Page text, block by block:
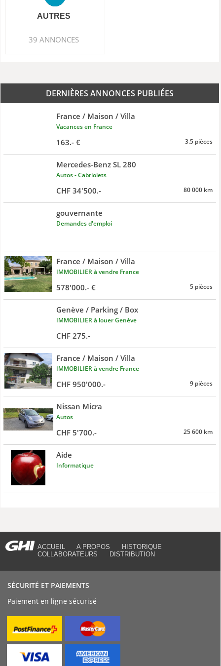
AUTRES
39 ANNONCES
DERNIÈRES ANNONCES PUBLIÉES
France / Maison / Villa
Vacances en France
163.- € 3.5 pièces
Mercedes-Benz SL 280
Autos - Cabriolets
CHF 34'500.- 80 000 km
gouvernante
Demandes d'emploi
France / Maison / Villa
IMMOBILIER à vendre France
578'000.- € 5 pièces
Genève / Parking / Box
IMMOBILIER à louer Genève
CHF 275.-
France / Maison / Villa
IMMOBILIER à vendre France
CHF 950'000.- 9 pièces
Nissan Micra
Autos
CHF 5'700.- 25 600 km
Aide
Informatique
ACCUEIL A PROPOS
HISTORIQUE
COLLABORATEURS
DISTRIBUTION
SÉCURITÉ ET PAIEMENTS
Paiement en ligne sécurisé